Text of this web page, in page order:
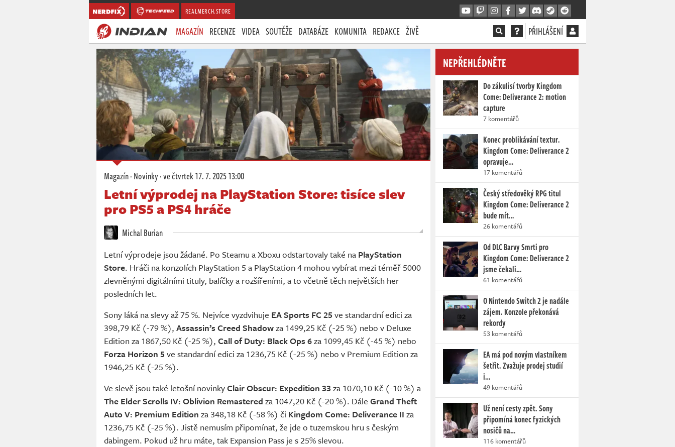
REALMERCH.STORE
MAGAZÍN RECENZE VIDEA SOUTĚŽE DATABÁZE KOMUNITA REDAKCE ŽIVĚ PŘIHLÁŠENÍ
Magazín·Novinky·ve čtvrtek17. 7. 2025 13:00
Letní výprodej na PlayStation Store: tisíce slev
pro PS5 a PS4 hráče
Michal Burian
Letní výprodeje jsou žádané. Po Steamu a Xboxu odstartovaly také na PlayStation
Store. Hráči na konzolích PlayStation 5 a PlayStation 4 mohou vybírat mezi téměř 5000
zlevněnými digitálními tituly, balíčky a rozšířeními, a to včetně těch největších her
posledních let.
Sony láká na slevy až 75 %. Nejvíce vyzdvihuje EA Sports FC 25 ve standardní edici za
398,79 Kč (-79 %), Assassin’s Creed Shadowza 1499,25 Kč (-25 %) nebo v Deluxe
Edition za 1867,50 Kč (-25 %), Call of Duty: Black Ops 6za 1099,45 Kč (-45 %) nebo
Forza Horizon 5 ve standardní edici za 1236,75 Kč (-25 %) nebo v Premium Edition za
1946,25 Kč (-25 %).
Ve slevě jsou také letošní novinkyClair Obscur: Expedition 33za 1070,10 Kč (-10 %) a
The Elder Scrolls IV: Oblivion Remastered za 1047,20 Kč (-20 %). Dále Grand Theft
Auto V: Premium Edition za 348,18 Kč (-58 %) či Kingdom Come: Deliverance II za
1236,75 Kč (-25 %). Jistě nemusím připomínat, že jde o tuzemskou hru s českým
dabingem. Pokud už hru máte, tak Expansion Pass je s 25% slevou.
NEPŘEHLÉDNĚTE
Do zákulisí tvorby Kingdom
Come: Deliverance 2: motion
capture
7 komentářů
Konec problikávání textur.
Kingdom Come: Deliverance 2
opravuje…
17 komentářů
Český středověký RPG titul
Kingdom Come: Deliverance 2
bude mít…
26 komentářů
Od DLC Barvy Smrti pro
Kingdom Come: Deliverance 2
jsme čekali…
61 komentářů
O Nintendo Switch 2 je nadále
zájem. Konzole překonává
rekordy
53 komentářů
EA má pod novým vlastníkem
šetřit. Zvažuje prodej studií
i…
49 komentářů
Už není cesty zpět. Sony
připomíná konec fyzických
nosičů na…
116 komentářů